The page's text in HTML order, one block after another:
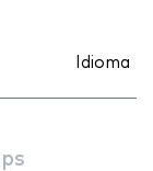
Idioma